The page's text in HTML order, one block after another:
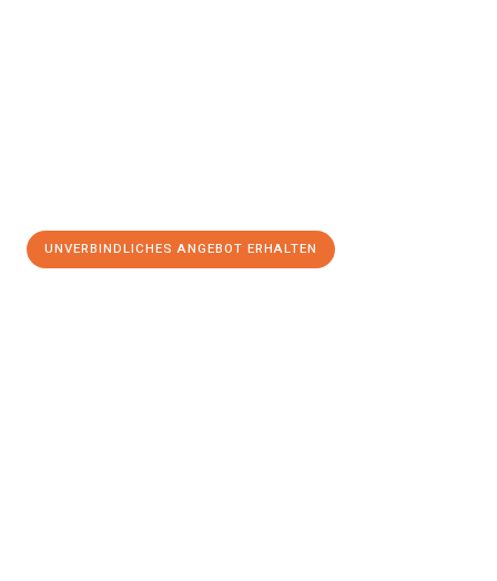
UNVERBINDLICHES ANGEBOT ERHALTEN